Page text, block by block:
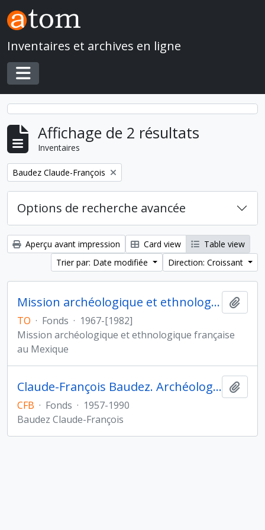
Skip to main content
Inventaires et archives en ligne
Toggle navigation
Affichage de 2 résultats
Inventaires
Remove filter:
Baudez Claude-François
Options de recherche avancée
Aperçu avant impression Card view
Table view
Trier par: Date modifiée
Direction: Croissant
Mission archéologique et ethnologique française au Mexique
TO · Fonds · 1967-[1982]
Mission archéologique et ethnologique française
au Mexique
Claude-François Baudez. Archéologie des Amériques
CFB · Fonds · 1957-1990
Baudez Claude-François